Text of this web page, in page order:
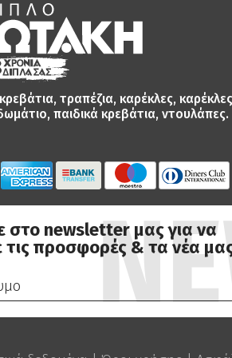
τραπέζια, καρέκλες,
παιδικά κρεβάτια, ντουλάπες.
στο newsletter μας για να
τις προσφορές & τα νέα